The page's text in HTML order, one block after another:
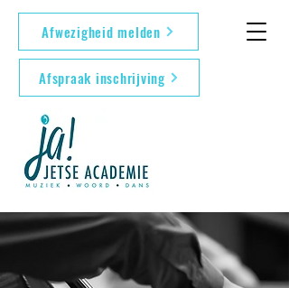
Afwezigheid melden
Afspraak inschrijving